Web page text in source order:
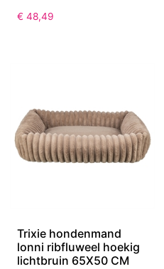
€ 48,49
Trixie hondenmand
lonni ribfluweel hoekig
lichtbruin 65X50 CM